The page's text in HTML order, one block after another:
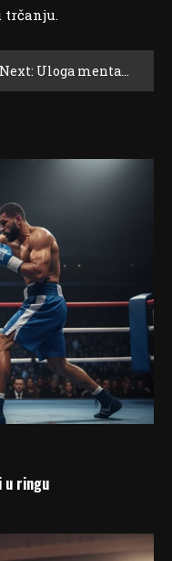
trčanju.
Next: Uloga mentalne pripreme za uspeh u sportu
u ringu